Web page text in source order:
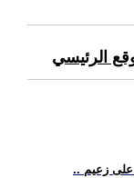
الرئيسي
على زعيم